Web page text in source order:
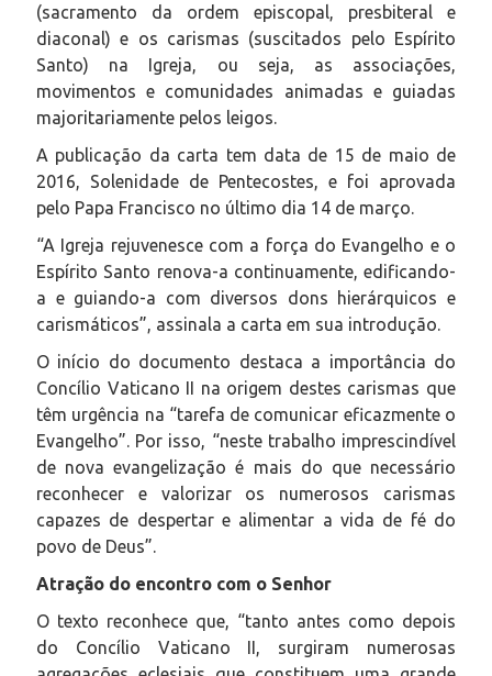
(sacramento da ordem episcopal, presbiteral e
diaconal) e os carismas (suscitados pelo Espírito
Santo) na Igreja, ou seja, as associações,
movimentos e comunidades animadas e guiadas
majoritariamente pelos leigos.
A publicação da carta tem data de 15 de maio de
2016, Solenidade de Pentecostes, e foi aprovada
pelo Papa Francisco no último dia 14 de março.
“A Igreja rejuvenesce com a força do Evangelho e o
Espírito Santo renova-a continuamente, edificando-
a e guiando-a com diversos dons hierárquicos e
carismáticos”, assinala a carta em sua introdução.
O início do documento destaca a importância do
Concílio Vaticano II na origem destes carismas que
têm urgência na “tarefa de comunicar eficazmente o
Evangelho”. Por isso, “neste trabalho imprescindível
de nova evangelização é mais do que necessário
reconhecer e valorizar os numerosos carismas
capazes de despertar e alimentar a vida de fé do
povo de Deus”.
Atração do encontro com o Senhor
O texto reconhece que, “tanto antes como depois
do Concílio Vaticano II, surgiram numerosas